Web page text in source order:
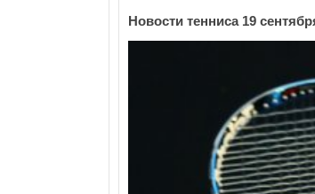
Новости тенниса 19